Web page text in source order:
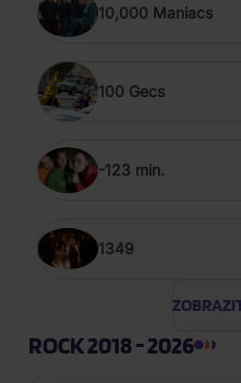
10,000 Maniacs
100 Gecs
-123 min.
1349
ROCK 2018 - 2026